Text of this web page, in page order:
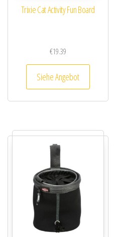
Trixie Cat Activity Fun Board
€19.39
Siehe Angebot